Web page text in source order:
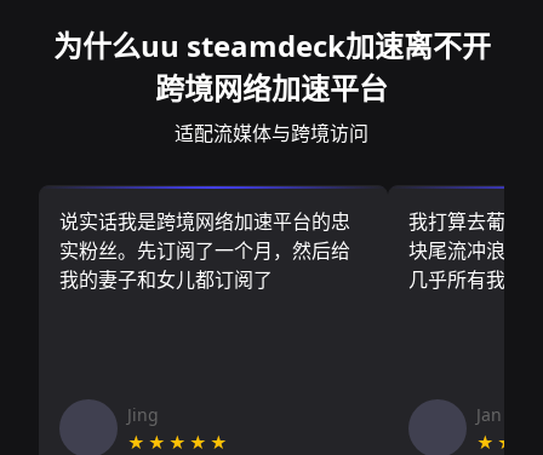
为什么uu steamdeck加速离不开
跨境网络加速平台
适配流媒体与跨境访问
说实话我是跨境网络加速平台的忠
实粉丝。先订阅了一个月，然后给
我的妻子和女儿都订阅了
Jing
★★★★★
我打算去葡萄
块尾流冲浪板
几乎所有我需
Jan V